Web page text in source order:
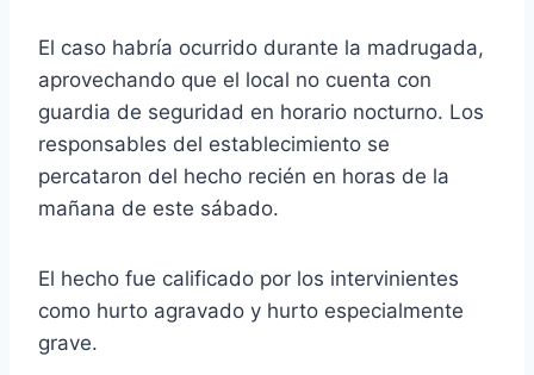
El caso habría ocurrido durante la madrugada,
aprovechando que el local no cuenta con
guardia de seguridad en horario nocturno. Los
responsables del establecimiento se
percataron del hecho recién en horas de la
mañana de este sábado.
El hecho fue calificado por los intervinientes
como hurto agravado y hurto especialmente
grave.